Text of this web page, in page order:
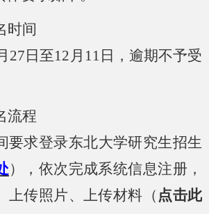
时间
27 日至12 月 11 日，逾期不予受
流程
要求登录东北大学研究生招生
），依次完成系统信息注册，
上传照片、上传材料（ 点击此